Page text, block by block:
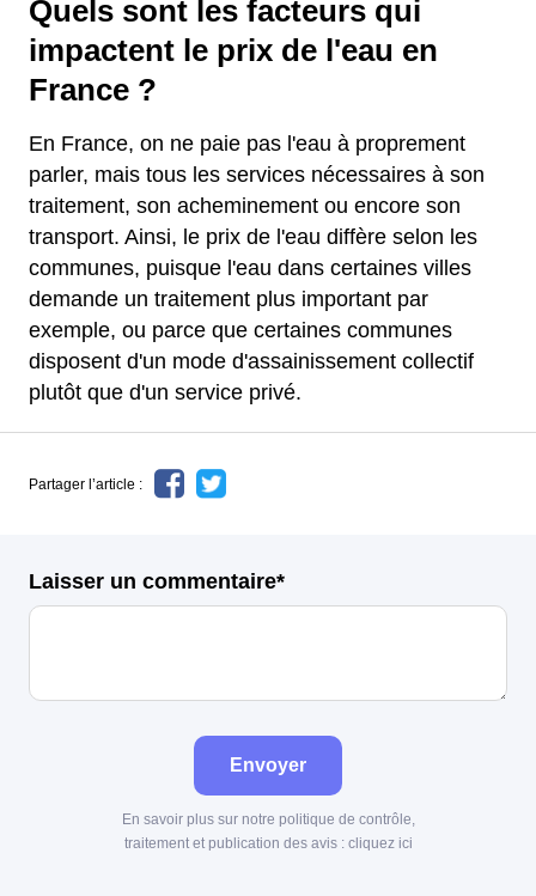
Quels sont les facteurs qui
impactent le prix de l'eau en
France ?
En France, on ne paie pas l'eau à proprement
parler, mais tous les services nécessaires à son
traitement, son acheminement ou encore son
transport. Ainsi, le prix de l'eau diffère selon les
communes, puisque l'eau dans certaines villes
demande un traitement plus important par
exemple, ou parce que certaines communes
disposent d'un mode d'assainissement collectif
plutôt que d'un service privé.
Partager l’article :
Laisser un commentaire*
Envoyer
En savoir plus sur notre politique de contrôle,
traitement et publication des avis : cliquez ici